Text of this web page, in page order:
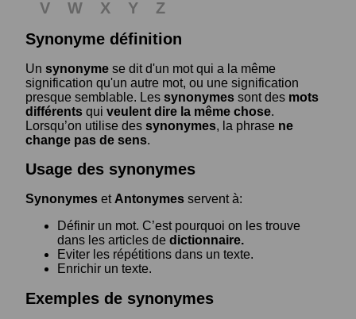
V W X Y
Z
Synonyme définition
Un synonyme se dit d'un mot qui a la même
signification qu'un autre mot, ou une signification
presque semblable. Les synonymes sont des mots
différents qui veulent dire la même chose.
Lorsqu’on utilise des synonymes, la phrase ne
change pas de sens.
Usage des synonymes
Synonymes et Antonymes servent à:
Définir un mot. C’est pourquoi on les trouve
dans les articles de dictionnaire.
Eviter les répétitions dans un texte.
Enrichir un texte.
Exemples de synonymes